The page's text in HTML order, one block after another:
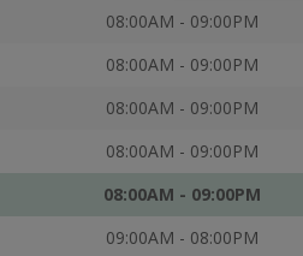
08:00AM - 09:00PM
08:00AM - 09:00PM
08:00AM - 09:00PM
08:00AM - 09:00PM
08:00AM - 09:00PM
09:00AM - 08:00PM